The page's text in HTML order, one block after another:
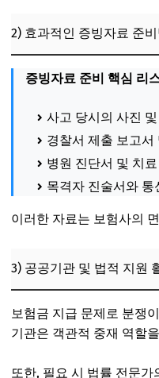
2) 효과적인 증빙자료 준비
증빙자료 준비 핵심 리
사고 당시의 사진
경찰서 제출 보고
병원 진단서 및 치
목격자 진술서와 통
이러한 자료는 보험사의
3) 공공기관 및 법적 지원
보험금 지급 문제로 분쟁
기관은 객관적 중재 역할
또한, 필요 시 법률 전문